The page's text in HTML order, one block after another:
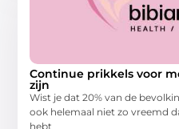
Continue prikkels voor
zijn
Wist je dat 20% van de
ook helemaal niet zo vreemd
hebt